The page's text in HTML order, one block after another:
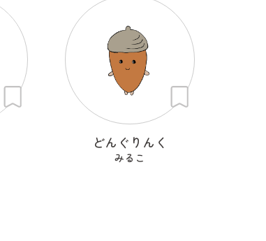
どんぐりんく
みるこ